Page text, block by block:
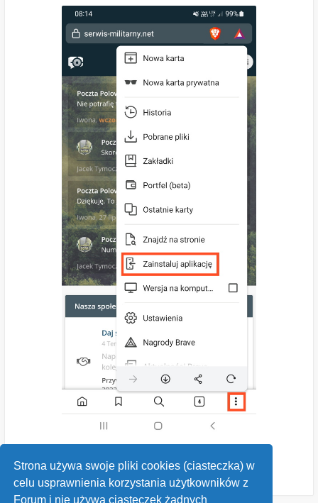
Strona używa swoje pliki cookies (ciasteczka) w
celu usprawnienia korzystania użytkowników z
Forum i nie używa ciasteczek żadnych